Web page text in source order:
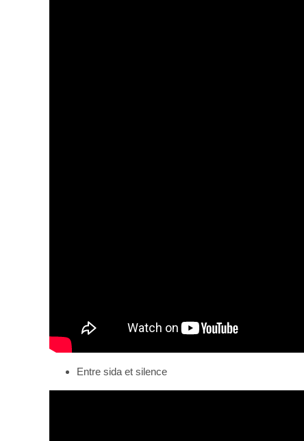
Entre sida et silence